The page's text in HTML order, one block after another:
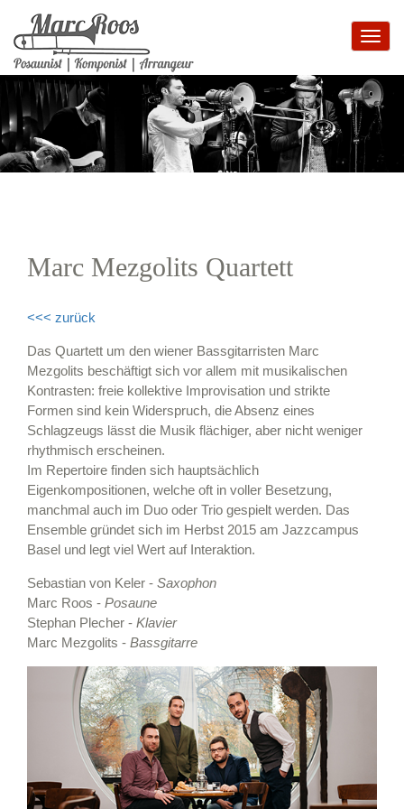
Marc Mezgolits Quartett
<<< zurück
Das Quartett um den wiener Bassgitarristen Marc
Mezgolits beschäftigt sich vor allem mit musikalischen
Kontrasten: freie kollektive Improvisation und strikte
Formen sind kein Widerspruch, die Absenz eines
Schlagzeugs lässt die Musik flächiger, aber nicht weniger
rhythmisch erscheinen.
Im Repertoire finden sich hauptsächlich
Eigenkompositionen, welche oft in voller Besetzung,
manchmal auch im Duo oder Trio gespielt werden. Das
Ensemble gründet sich im Herbst 2015 am Jazzcampus
Basel und legt viel Wert auf Interaktion.
Sebastian von Keler - Saxophon
Marc Roos - Posaune
Stephan Plecher - Klavier
Marc Mezgolits - Bassgitarre